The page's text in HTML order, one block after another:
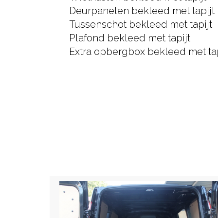
Deurpanelen bekleed met tapijt
Tussenschot bekleed met tapijt
Plafond bekleed met tapijt
Extra opbergbox bekleed met